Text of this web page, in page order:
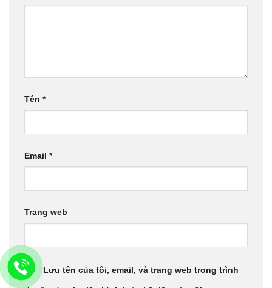
Tên *
Email *
Trang web
Lưu tên của tôi, email, và trang web trong trình